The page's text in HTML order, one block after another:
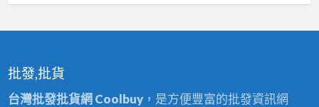
批發,批貨
台灣批發批貨網 Coolbuy，是方便豐富的批發資訊網